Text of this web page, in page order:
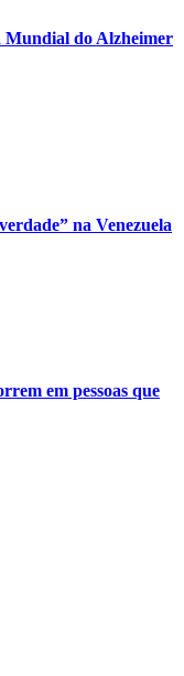
Mundial do Alzheimer
na Venezuela
em pessoas que